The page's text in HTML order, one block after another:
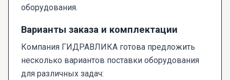
оборудования.
Варианты заказа и комплектации
Компания ГИДРАВЛИКА готова предложить
несколько вариантов поставки оборудования
для различных задач: